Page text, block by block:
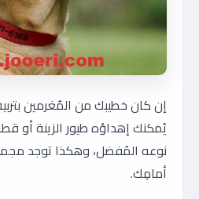
إن كان خطيبك من المُغرمين
يُمكنك إهداؤه طيور الزينة أو
نوعه المُفضل، وهكذا توجد
أمامِك.